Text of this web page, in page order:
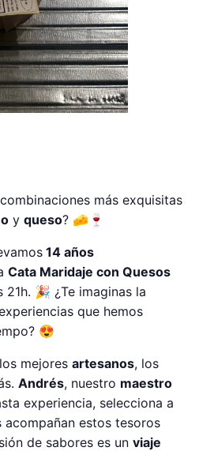
más exquisitas
y queso? 🧀🍷
14 años
Cata Maridaje con Quesos
🎉 ¿Te imaginas la
que hemos
😍
mejores artesanos, los
Andrés, nuestro maestro
experiencia, selecciona a
estos tesoros
de sabores es un viaje